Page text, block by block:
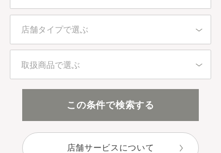
北海道・東北
店舗タイプで選ぶ
百貨店・直営店
アインズ＆トルペ（カウンセリング）
アインズ＆トルペ（セルフ）
セレクトショップ
取扱商品で選ぶ
この条件で検索する
店舗サービスについて